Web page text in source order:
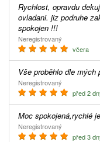
Rychlost, opravdu dekuji za rychlost v doruceni dalkoveho
ovladani. jiz podruhe
spokojen !!!
Neregistrovaný
včera
Vše proběhlo dle mých
Neregistrovaný
před 2
Moc spokojená,rychlé
Neregistrovaný
před 3